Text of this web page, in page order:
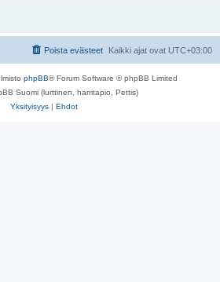
Kaikki ajat ovat UTC+03:00
Poista evästeet
phpBB® Forum Software © phpBB Limited
Suomi (lurttinen, harritapio, Pettis)
Yksityisyys | Ehdot